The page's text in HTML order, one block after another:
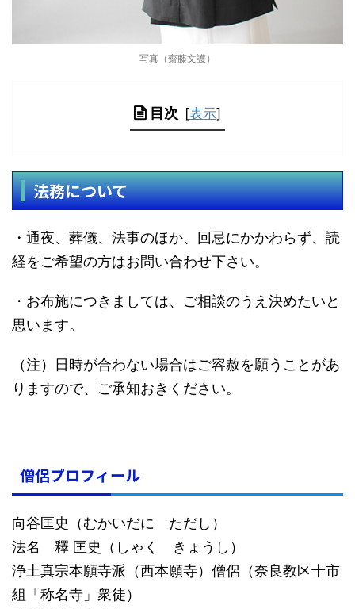
写真（齋藤文護）
目次 [表示]
法務について
・通夜、葬儀、法事のほか、回忌にかかわらず、読
経をご希望の方はお問い合わせ下さい。
・お布施につきましては、ご相談のうえ決めたいと
思います。
（注）日時が合わない場合はご容赦を願うことがあ
りますので、ご承知おきください。
僧侶プロフィール
向谷匡史（むかいだに ただし）
法名 釋 匡史（しゃく きょうし）
浄土真宗本願寺派（西本願寺）僧侶（奈良教区十市
組「称名寺」衆徒）